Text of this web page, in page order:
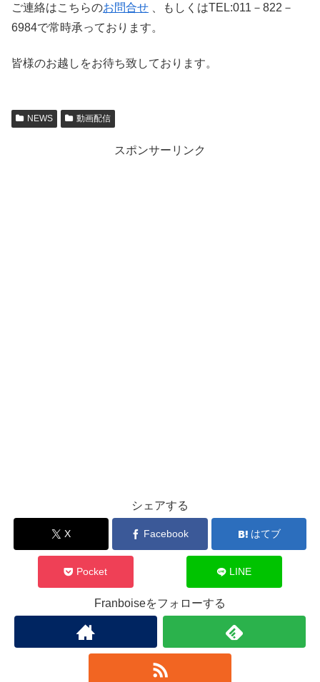
ご連絡はこちらのお問合せ 、もしくはTEL:011－822－
6984で常時承っております。
皆様のお越しをお待ち致しております。
NEWS 動画配信
スポンサーリンク
シェアする
X Facebook はてブ
Pocket LINE
Franboiseをフォローする